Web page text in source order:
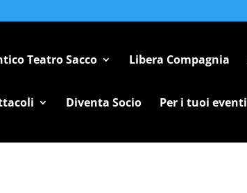
Teatro Sacco Libera Compagnia
Diventa Socio Per i tuoi eventi